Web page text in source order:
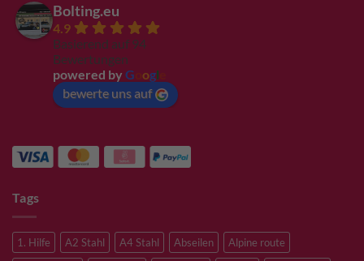
Bolting.eu
4.9
Basierend auf 94
Bewertungen
powered by G ogl
bewerte uns auf
Tags
1. Hilfe A2 Stahl A4 Stahl Abseilen
Alpine route